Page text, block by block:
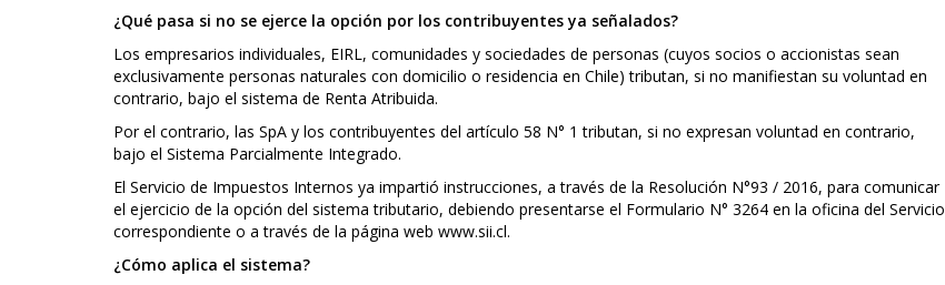
¿Qué pasa si no se ejerce la opción por los contribuyentes ya señalados?
Los empresarios individuales, EIRL, comunidades y sociedades de personas (cuyos socios o accionistas sean
exclusivamente personas naturales con domicilio o residencia en Chile) tributan, si no manifiestan su voluntad en
contrario, bajo el sistema de Renta Atribuida.
Por el contrario, las SpA y los contribuyentes del artículo 58 N° 1 tributan, si no expresan voluntad en contrario,
bajo el Sistema Parcialmente Integrado.
El Servicio de Impuestos Internos ya impartió instrucciones, a través de la Resolución N°93 / 2016, para comunicar
el ejercicio de la opción del sistema tributario, debiendo presentarse el Formulario N° 3264 en la oficina del Servicio
correspondiente o a través de la página web www.sii.cl.
¿Cómo aplica el sistema?